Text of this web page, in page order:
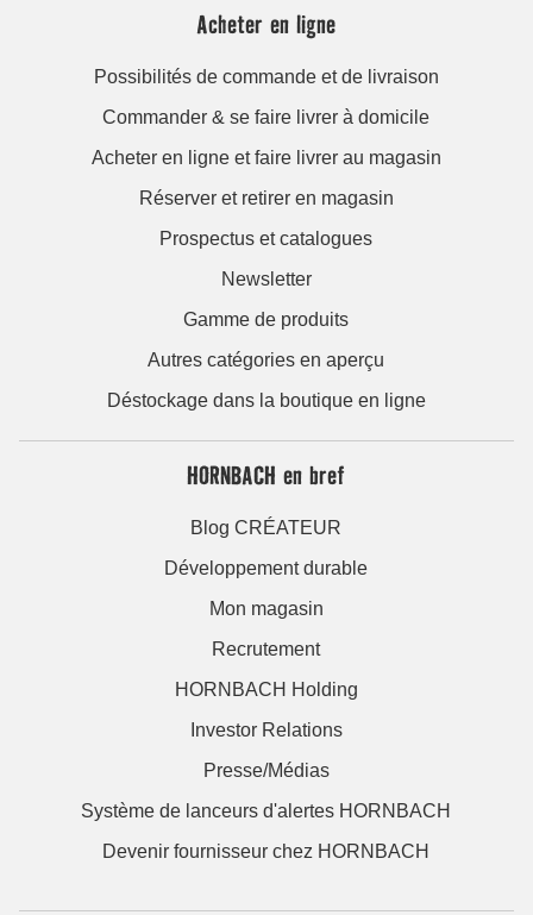
Acheter en ligne
Possibilités de commande et de livraison
Commander & se faire livrer à domicile
Acheter en ligne et faire livrer au magasin
Réserver et retirer en magasin
Prospectus et catalogues
Newsletter
Gamme de produits
Autres catégories en aperçu
Déstockage dans la boutique en ligne
HORNBACH en bref
Blog CRÉATEUR
Développement durable
Mon magasin
Recrutement
HORNBACH Holding
Investor Relations
Presse/Médias
Système de lanceurs d'alertes HORNBACH
Devenir fournisseur chez HORNBACH